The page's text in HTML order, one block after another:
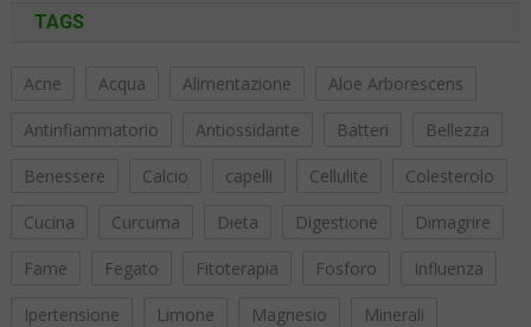
TAGS
Acne Acqua Alimentazione Aloe Arborescens
Antinfiammatorio Antiossidante Batteri Bellezza
Benessere Calcio capelli Cellulite Colesterolo
Cucina Curcuma Dieta Digestione Dimagrire
Fame Fegato Fitoterapia Fosforo Influenza
Ipertensione Limone Magnesio Minerali